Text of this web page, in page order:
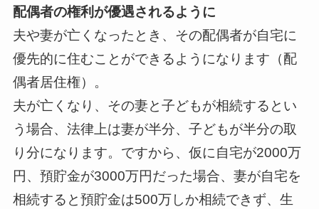
配偶者の権利が優遇されるように
夫や妻が亡くなったとき、その配偶者が自宅に
優先的に住むことができるようになります（配
偶者居住権）。
夫が亡くなり、その妻と子どもが相続するとい
う場合、法律上は妻が半分、子どもが半分の取
り分になります。ですから、仮に自宅が2000万
円、預貯金が3000万円だった場合、妻が自宅を
相続すると預貯金は500万しか相続できず、生